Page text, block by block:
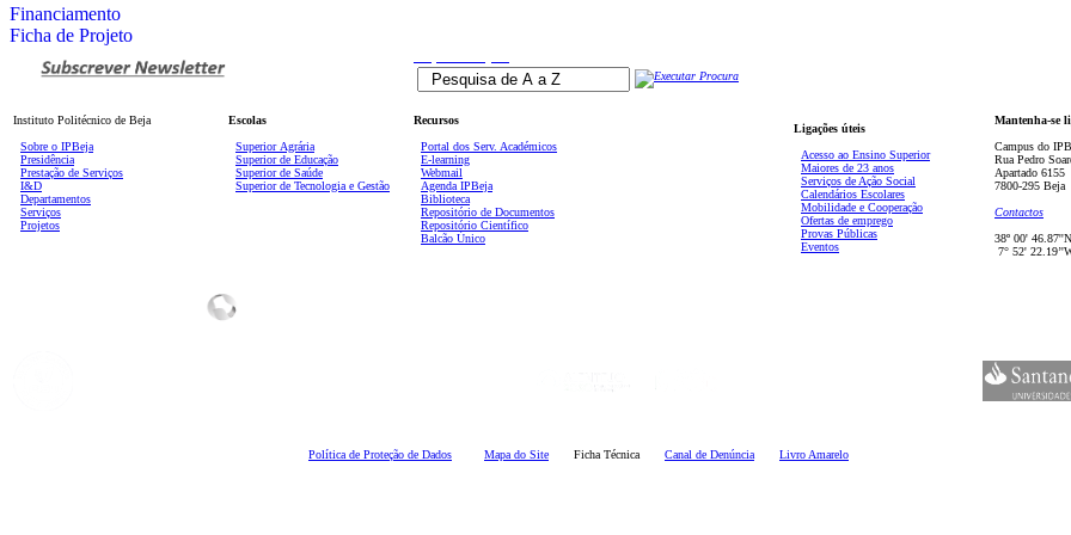
Financiamento
Ficha de Projeto
Instituto Politécnico de Beja
Sobre o IPBeja
Presidência
Prestação de Serviços
I&D
Departamentos
Serviços
Projetos
Escolas
Superior Agrária
Superior de Educação
Superior de Saúde
Superior de Tecnologia e Gestão
Recursos
Portal dos Serv. Académicos
E-learning
Webmail
Agenda IPBeja
Biblioteca
Repositório de Documentos
Repositório Científico
Balcão Único
Ligações úteis
Acesso ao Ensino Superior
Maiores de 23 anos
Serviços de Ação Social
Calendários Escolares
Mobilidade e Cooperação
Ofertas de emprego
Provas Públicas
Eventos
Mantenha-se
Campus do
Rua Pedro
Apartado 6155
7800-295 Beja
Contactos
38º 00' 46.87''N
7° 52'
Política de Proteção de Dados Mapa do Site Ficha Técnica Canal de Denúncia Livro Amarelo